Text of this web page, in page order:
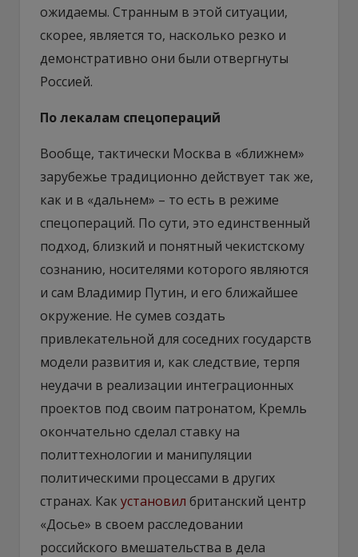
ожидаемы. Странным в этой ситуации,
скорее, является то, насколько резко и
демонстративно они были отвергнуты
Россией.
По лекалам спецопераций
Вообще, тактически Москва в «ближнем»
зарубежье традиционно действует так же,
как и в «дальнем» – то есть в режиме
спецопераций. По сути, это единственный
подход, близкий и понятный чекистскому
сознанию, носителями которого являются
и сам Владимир Путин, и его ближайшее
окружение. Не сумев создать
привлекательной для соседних государств
модели развития и, как следствие, терпя
неудачи в реализации интеграционных
проектов под своим патронатом, Кремль
окончательно сделал ставку на
политтехнологии и манипуляции
политическими процессами в других
странах. Как установил британский центр
«Досье» в своем расследовании
российского вмешательства в дела